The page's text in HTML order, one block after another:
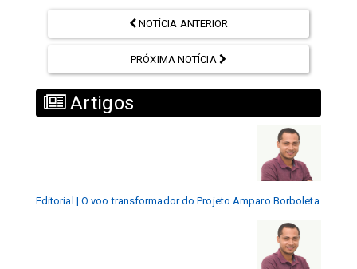
NOTÍCIA ANTERIOR
PRÓXIMA NOTÍCIA
Artigos
Editorial | O voo transformador do Projeto Amparo Borboleta